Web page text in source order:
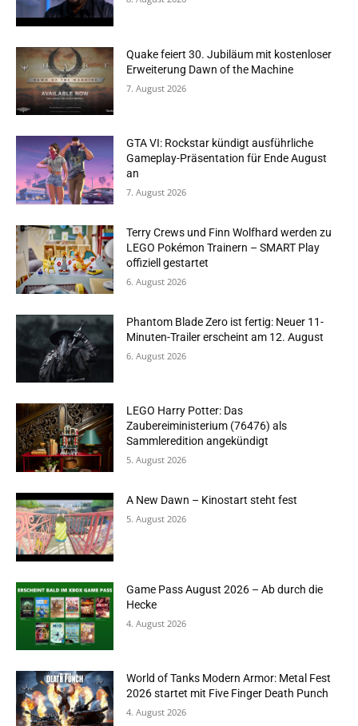
Quake feiert 30. Jubiläum mit kostenloser
Erweiterung Dawn of the Machine
7. August 2026
GTA VI: Rockstar kündigt ausführliche
Gameplay-Präsentation für Ende August
an
7. August 2026
Terry Crews und Finn Wolfhard werden zu
LEGO Pokémon Trainern – SMART Play
offiziell gestartet
6. August 2026
Phantom Blade Zero ist fertig: Neuer 11-
Minuten-Trailer erscheint am 12. August
6. August 2026
LEGO Harry Potter: Das
Zaubereiministerium (76476) als
Sammleredition angekündigt
5. August 2026
A New Dawn – Kinostart steht fest
5. August 2026
Game Pass August 2026 – Ab durch die
Hecke
4. August 2026
World of Tanks Modern Armor: Metal Fest
2026 startet mit Five Finger Death Punch
4. August 2026